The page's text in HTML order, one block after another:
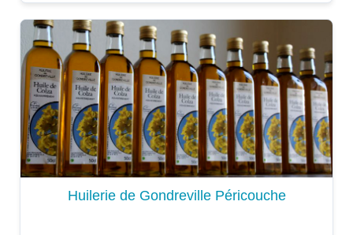
Dégustation
Huilerie de Gondreville Péricouche